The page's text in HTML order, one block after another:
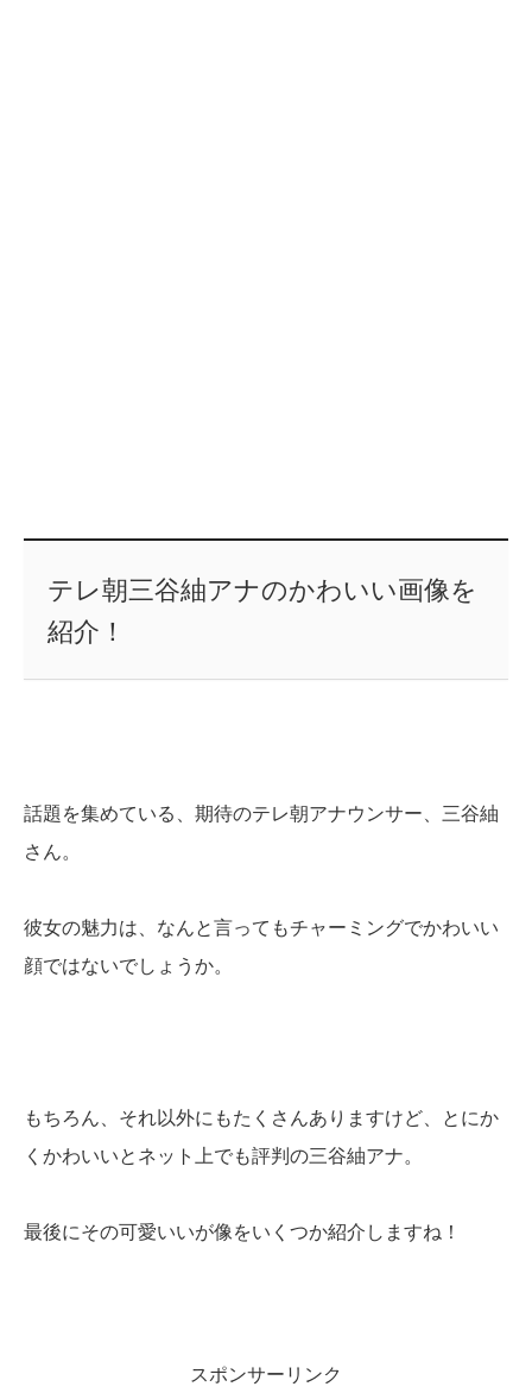
テレ朝三谷紬アナのかわいい画像を
紹介！
話題を集めている、期待のテレ朝アナウンサー、三谷紬
さん。
彼女の魅力は、なんと言ってもチャーミングでかわいい
顔ではないでしょうか。
もちろん、それ以外にもたくさんありますけど、とにか
くかわいいとネット上でも評判の三谷紬アナ。
最後にその可愛いいが像をいくつか紹介しますね！
スポンサーリンク